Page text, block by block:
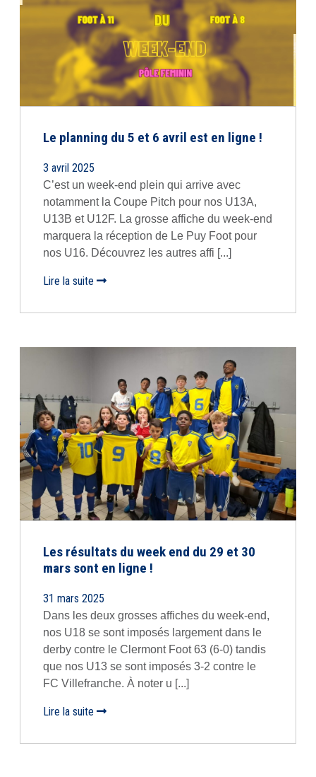
Le planning du 5 et 6 avril est en ligne !
3 avril 2025
C’est un week-end plein qui arrive avec
notamment la Coupe Pitch pour nos U13A,
U13B et U12F. La grosse affiche du week-end
marquera la réception de Le Puy Foot pour
nos U16. Découvrez les autres affi [...]
Lire la suite
Les résultats du week end du 29 et 30
mars sont en ligne !
31 mars 2025
Dans les deux grosses affiches du week-end,
nos U18 se sont imposés largement dans le
derby contre le Clermont Foot 63 (6-0) tandis
que nos U13 se sont imposés 3-2 contre le
FC Villefranche. À noter u [...]
Lire la suite